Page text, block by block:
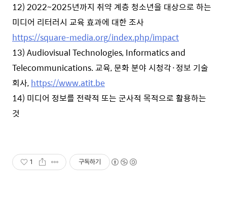
12) 2022~2025년까지 취약 계층 청소년을 대상으로 하는
미디어 리터러시 교육 효과에 대한 조사
https://square-media.org/index.php/impact
13) Audiovisual Technologies, Informatics and
Telecommunications. 교육, 문화 분야 시청각·정보 기술
회사, https://www.atit.be
14) 미디어 정보를 전략적 또는 군사적 목적으로 활용하는
것
1 구독하기